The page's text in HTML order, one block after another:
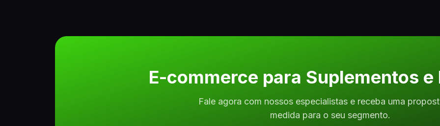
E-commerce para Suplementos
Fale agora com nossos especialistas e receba uma
medida para o seu segmento.